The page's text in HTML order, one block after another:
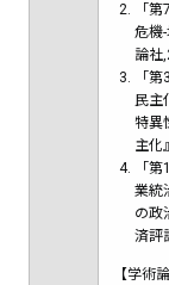
「
危機
論社
「
民主
特異
主化
「
業統
の政
済評
【学術